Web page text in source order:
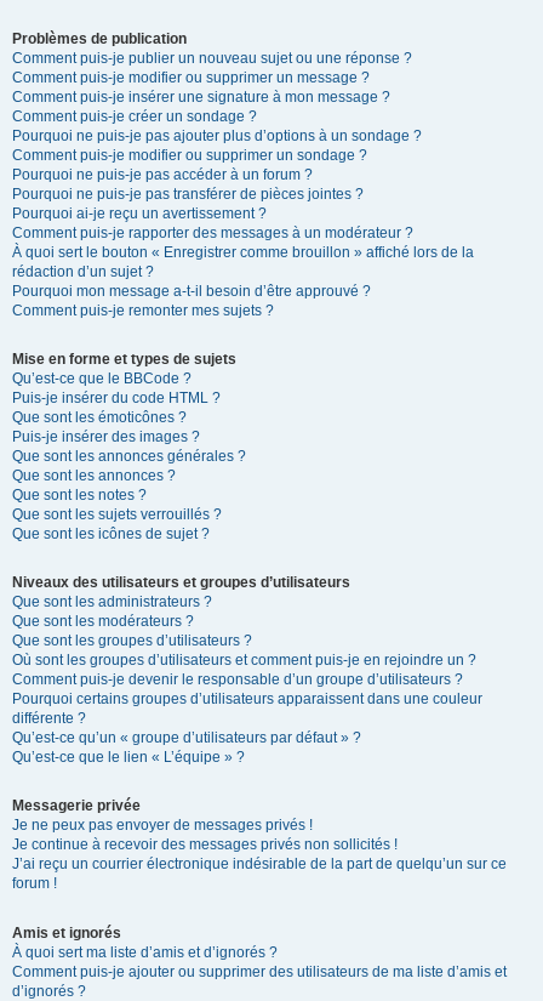
Problèmes de publication
Comment puis-je publier un nouveau sujet ou une réponse ?
Comment puis-je modifier ou supprimer un message ?
Comment puis-je insérer une signature à mon message ?
Comment puis-je créer un sondage ?
Pourquoi ne puis-je pas ajouter plus d’options à un sondage ?
Comment puis-je modifier ou supprimer un sondage ?
Pourquoi ne puis-je pas accéder à un forum ?
Pourquoi ne puis-je pas transférer de pièces jointes ?
Pourquoi ai-je reçu un avertissement ?
Comment puis-je rapporter des messages à un modérateur ?
À quoi sert le bouton « Enregistrer comme brouillon » affiché lors de la
rédaction d’un sujet ?
Pourquoi mon message a-t-il besoin d’être approuvé ?
Comment puis-je remonter mes sujets ?
Mise en forme et types de sujets
Qu’est-ce que le BBCode ?
Puis-je insérer du code HTML ?
Que sont les émoticônes ?
Puis-je insérer des images ?
Que sont les annonces générales ?
Que sont les annonces ?
Que sont les notes ?
Que sont les sujets verrouillés ?
Que sont les icônes de sujet ?
Niveaux des utilisateurs et groupes d’utilisateurs
Que sont les administrateurs ?
Que sont les modérateurs ?
Que sont les groupes d’utilisateurs ?
Où sont les groupes d’utilisateurs et comment puis-je en rejoindre un ?
Comment puis-je devenir le responsable d’un groupe d’utilisateurs ?
Pourquoi certains groupes d’utilisateurs apparaissent dans une couleur
différente ?
Qu’est-ce qu’un « groupe d’utilisateurs par défaut » ?
Qu’est-ce que le lien « L’équipe » ?
Messagerie privée
Je ne peux pas envoyer de messages privés !
Je continue à recevoir des messages privés non sollicités !
J’ai reçu un courrier électronique indésirable de la part de quelqu’un sur ce
forum !
Amis et ignorés
À quoi sert ma liste d’amis et d’ignorés ?
Comment puis-je ajouter ou supprimer des utilisateurs de ma liste d’amis et
d’ignorés ?